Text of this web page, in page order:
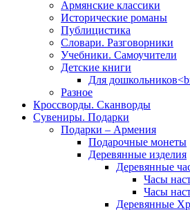
Армянские классики
Исторические романы
Публицистика
Словари. Разговорники
Учебники. Самоучители
Детские книги
Для
Разное
Кроссворды. Сканворды
Сувениры. Подарки
Подарки – Армения
Подарочные монеты
Деревянные изделия
Деревянные
Часы
Часы
Деревянные